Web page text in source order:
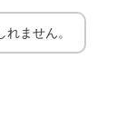
ません。